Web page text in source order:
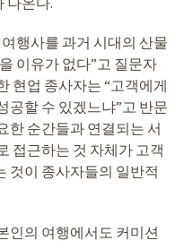
행사를 과거 시대의 산물
이유가 없다”고 질문자
현업 종사자는 “고객에게
공할 수 있겠느냐”고 반문
한 순간들과 연결되는 서
접근하는 것 자체가 고객
것이 종사자들의 일반적
인의 여행에서도 커미션